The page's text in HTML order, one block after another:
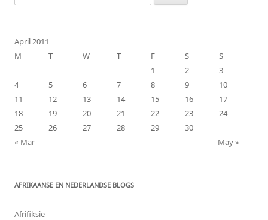
for:
April 2011
M
T W T F S
S
1
2
3
4
5 6 7 8 9
10
11
12 13 14 15 16
17
18
19 20 21 22 23
24
25
26 27 28 29
30
« Mar
May »
AFRIKAANSE EN NEDERLANDSE BLOGS
Afrifiksie